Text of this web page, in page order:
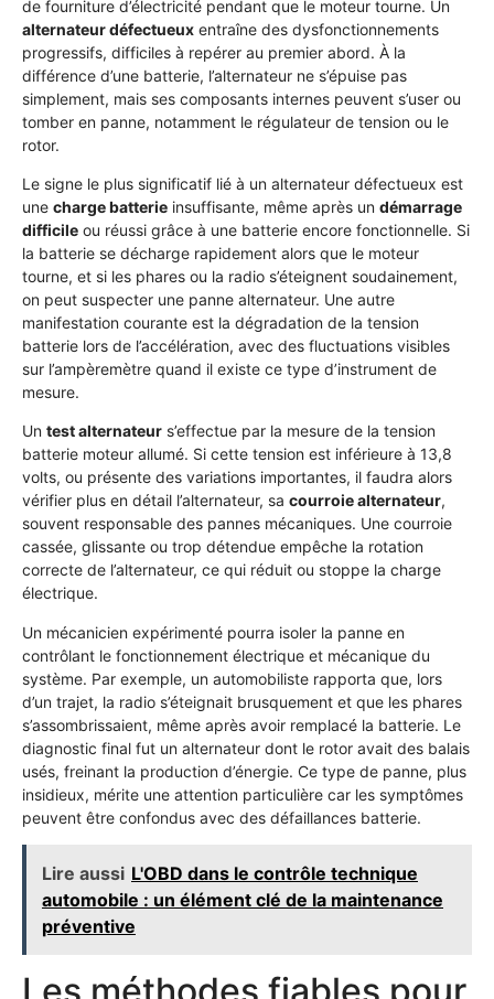
de fourniture d’électricité pendant que le moteur tourne. Un
alternateur défectueux entraîne des dysfonctionnements
progressifs, difficiles à repérer au premier abord. À la
différence d’une batterie, l’alternateur ne s’épuise pas
simplement, mais ses composants internes peuvent s’user ou
tomber en panne, notamment le régulateur de tension ou le
rotor.
Le signe le plus significatif lié à un alternateur défectueux est
une charge batterie insuffisante, même après un démarrage
difficile ou réussi grâce à une batterie encore fonctionnelle. Si
la batterie se décharge rapidement alors que le moteur
tourne, et si les phares ou la radio s’éteignent soudainement,
on peut suspecter une panne alternateur. Une autre
manifestation courante est la dégradation de la tension
batterie lors de l’accélération, avec des fluctuations visibles
sur l’ampèremètre quand il existe ce type d’instrument de
mesure.
Un test alternateur s’effectue par la mesure de la tension
batterie moteur allumé. Si cette tension est inférieure à 13,8
volts, ou présente des variations importantes, il faudra alors
vérifier plus en détail l’alternateur, sa courroie alternateur,
souvent responsable des pannes mécaniques. Une courroie
cassée, glissante ou trop détendue empêche la rotation
correcte de l’alternateur, ce qui réduit ou stoppe la charge
électrique.
Un mécanicien expérimenté pourra isoler la panne en
contrôlant le fonctionnement électrique et mécanique du
système. Par exemple, un automobiliste rapporta que, lors
d’un trajet, la radio s’éteignait brusquement et que les phares
s’assombrissaient, même après avoir remplacé la batterie. Le
diagnostic final fut un alternateur dont le rotor avait des balais
usés, freinant la production d’énergie. Ce type de panne, plus
insidieux, mérite une attention particulière car les symptômes
peuvent être confondus avec des défaillances batterie.
Lire aussi L'OBD dans le contrôle technique
automobile : un élément clé de la maintenance
préventive